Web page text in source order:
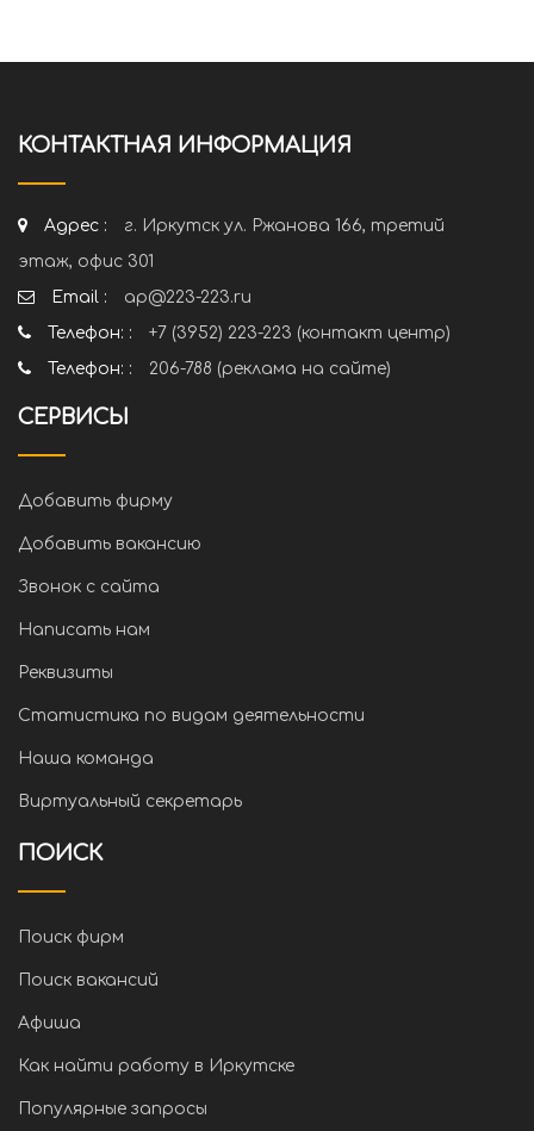
КОНТАКТНАЯ ИНФОРМАЦИЯ
Адрес :
г. Иркутск ул. Ржанова 166, третий
этаж, офис 301
Email :
ap@223-223.ru
Телефон: :
+7 (3952) 223-223 (контакт центр)
Телефон: :
206-788 (реклама на сайте)
СЕРВИСЫ
Добавить фирму
Добавить вакансию
Звонок с сайта
Написать нам
Реквизиты
Статистика по видам деятельности
Наша команда
Виртуальный секретарь
ПОИСК
Поиск фирм
Поиск вакансий
Афиша
Как найти работу в Иркутске
Популярные запросы